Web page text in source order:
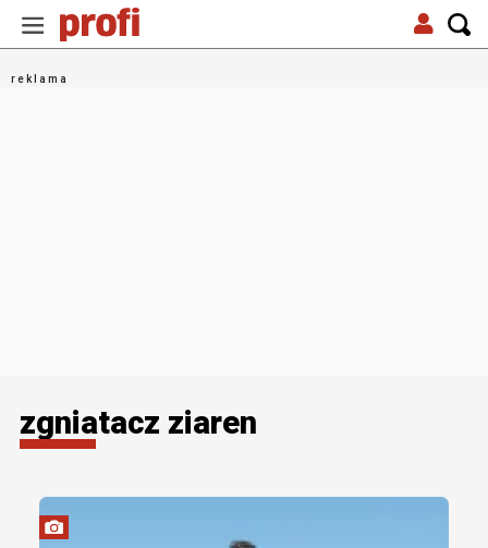
zgniatacz ziaren